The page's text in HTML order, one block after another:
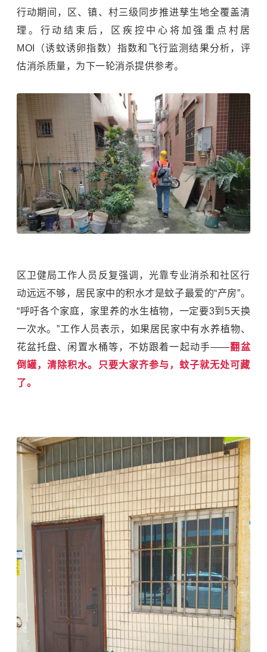
行动期间，区、镇、村三级同步推进孳生地全覆盖清
理。行动结束后，区疾控中心将加强重点村居
MOI（诱蚊诱卵指数）指数和飞行监测结果分析，评
估消杀质量，为下一轮消杀提供参考。
区卫健局工作人员反复强调，光靠专业消杀和社区行
动远远不够，居民家中的积水才是蚊子最爱的“产房”。
“呼吁各个家庭，家里养的水生植物，一定要3到5天换
一次水。”工作人员表示，如果居民家中有水养植物、
花盆托盘、闲置水桶等，不妨跟着一起动手——翻盆
倒罐，清除积水。只要大家齐参与，蚊子就无处可藏
了。